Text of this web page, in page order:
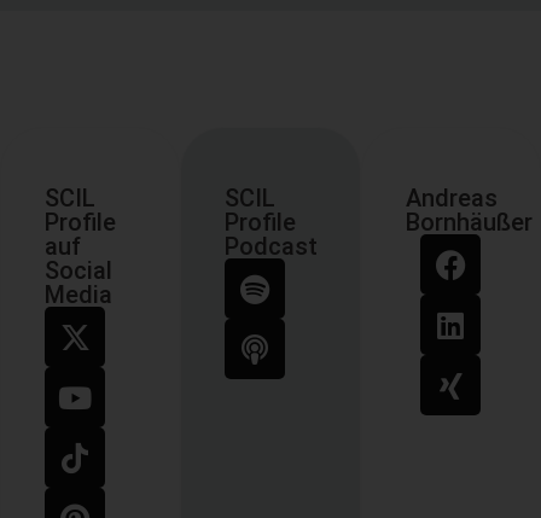
SCIL
Profile
auf
Social
Media
SCIL
Profile
Podcast
Andreas
Bornhäußer